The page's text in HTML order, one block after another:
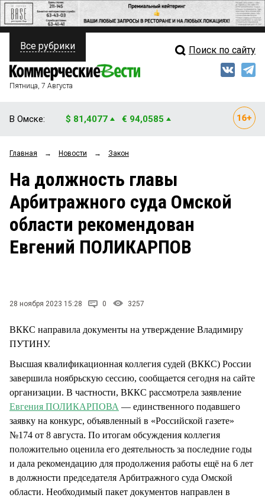
ПОЛИТИКА
ФИНАНСЫ
ОБЩЕСТВО
ЗАКОН
НОВОСТИ КОМПАНИЙ
ПРОИСШЕСТВИЯ
Свежий выпуск
Рейтинги
Блоги
Архив
Все рубрики Поиск по сайту
Пятница, 7 Августа
В Омске: $ 81,4077 € 94,0585
Главная → Новости → Закон
На должность главы
Арбитражного суда Омской
области рекомендован
Евгений ПОЛИКАРПОВ
28 ноября 2023 15:28 0 3257
ВККС направила документы на утверждение Владимиру
ПУТИНУ.
Высшая квалификационная коллегия судей (ВККС) России
завершила ноябрьскую сессию, сообщается сегодня на сайте
организации. В частности, ВККС рассмотрела заявление
Евгения ПОЛИКАРПОВА — единственного подавшего
заявку на конкурс, объявленный в «Российской газете»
№174 от 8 августа. По итогам обсуждения коллегия
положительно оценила его деятельность за последние годы
и дала рекомендацию для продолжения работы ещё на 6 лет
в должности председателя Арбитражного суда Омской
области. Необходимый пакет документов направлен в